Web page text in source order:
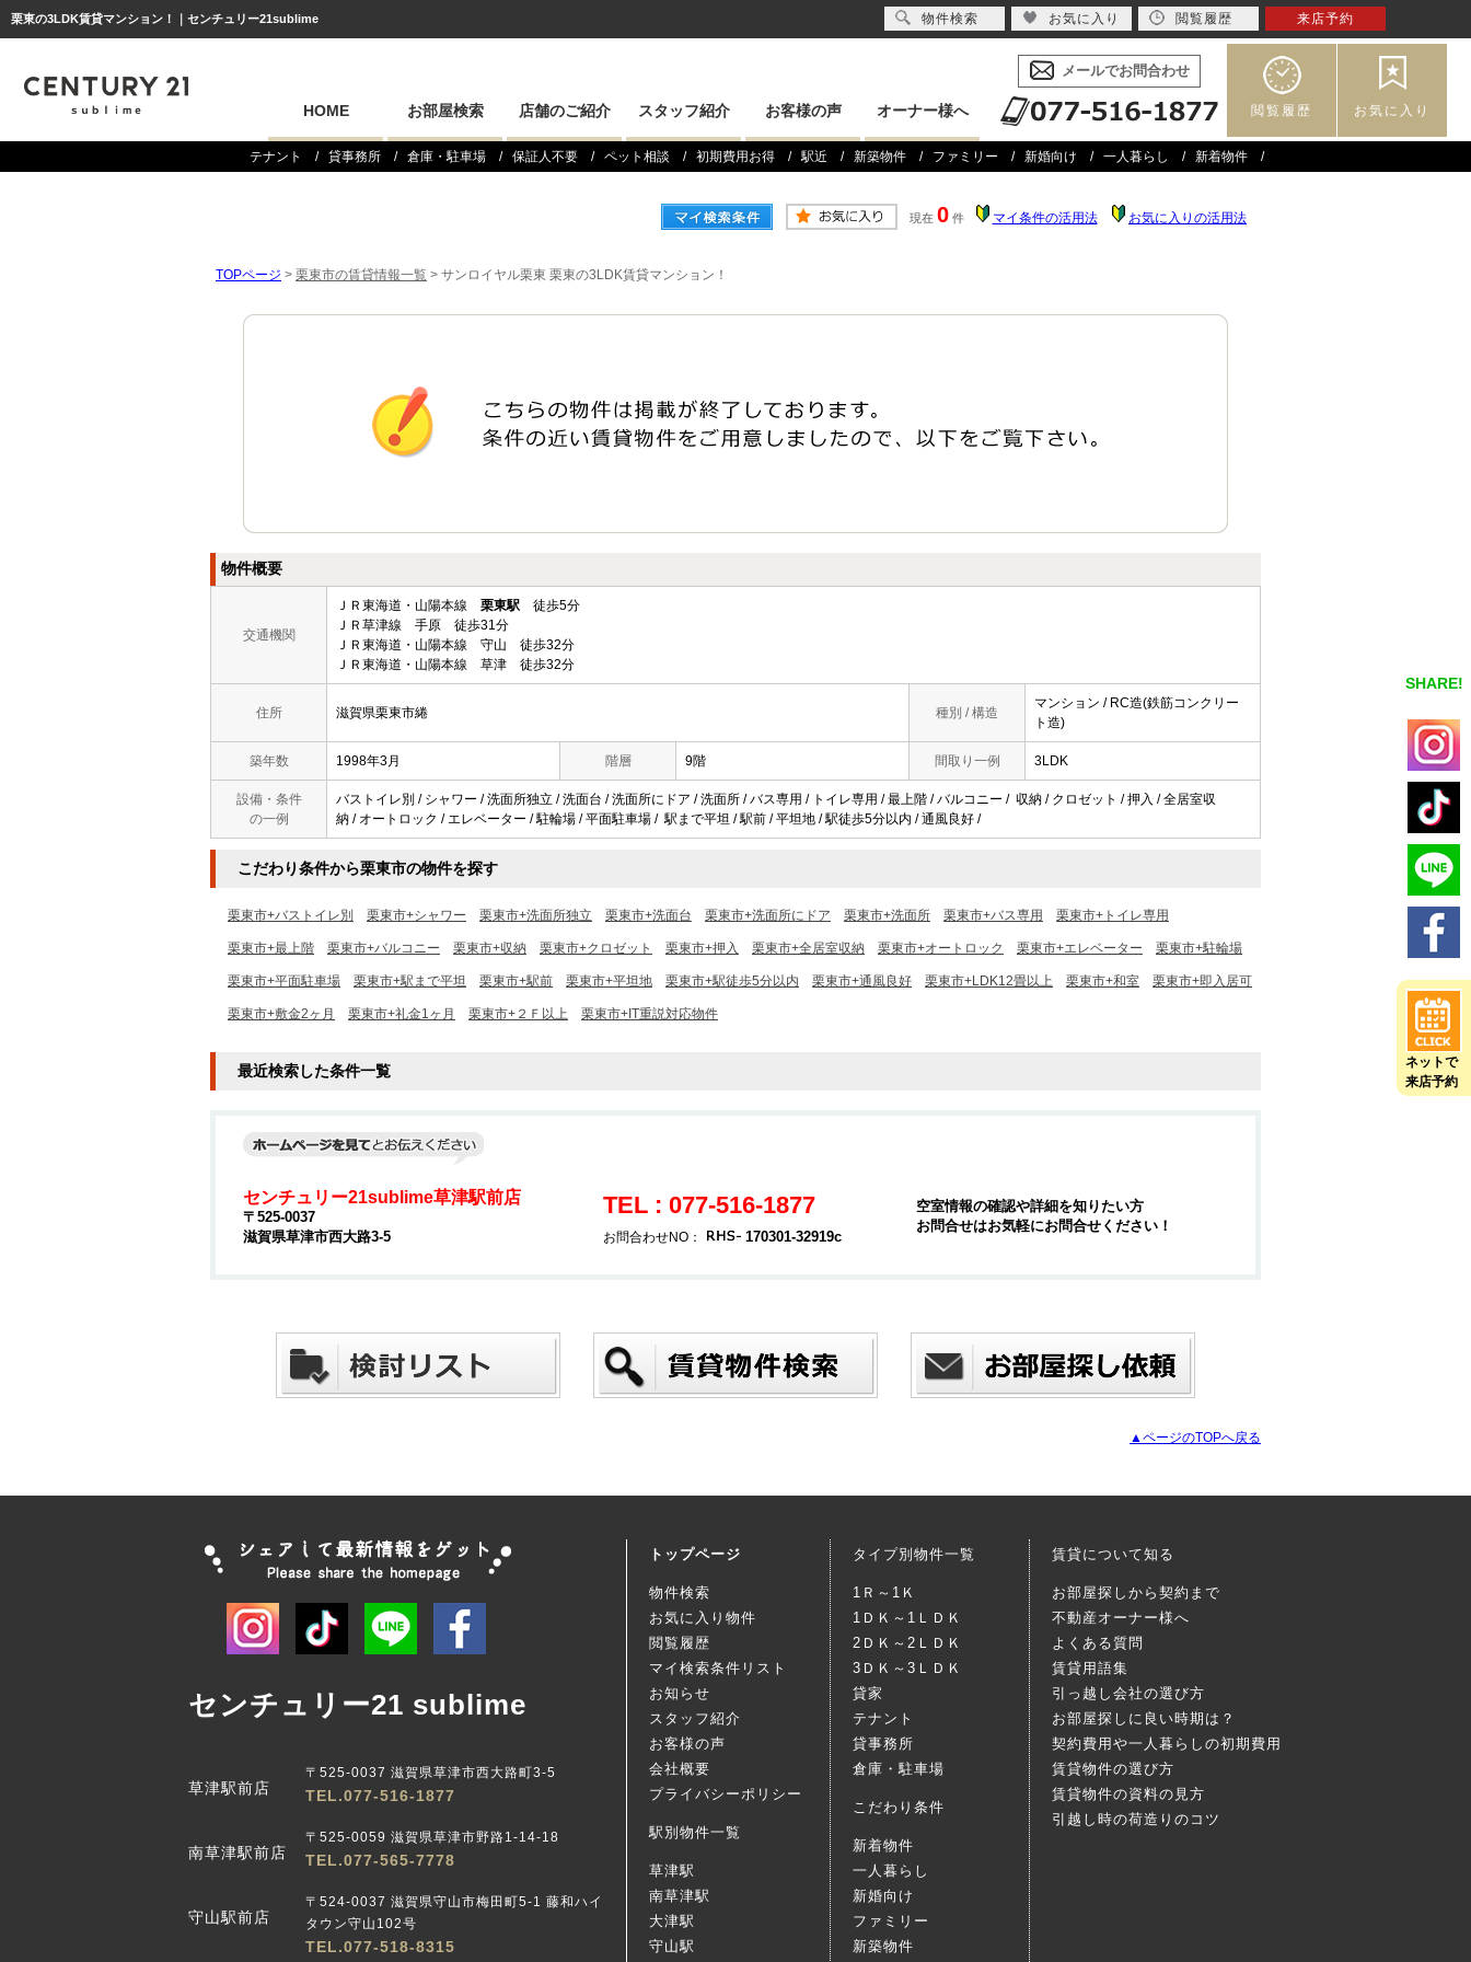
栗東の3LDK賃貸マンション！｜センチュリー21sublime
HOME お部屋検索 店舗のご紹介 スタッフ紹介 お客様の声 オーナー様へ
メールでお問合わせ
閲覧履歴 お気に入り
テナント 貸事務所 倉庫・駐車場 保証人不要 ペット相談 初期費用お得 駅近 新築物件 ファミリー 新婚向け 一人暮らし 新着物件
SHARE!
ネットで
来店予約
現在 0 件 マイ条件の活用法 お気に入りの活用法
TOPページ > 栗東市の賃貸情報一覧 > サンロイヤル栗東 栗東の3LDK賃貸マンション！
物件概要
交通機関
ＪＲ東海道・山陽本線 栗東駅 徒歩5分
ＪＲ草津線 手原 徒歩31分
ＪＲ東海道・山陽本線 守山 徒歩32分
ＪＲ東海道・山陽本線 草津 徒歩32分
住所 滋賀県栗東市綣 種別 / 構造
マンション / RC造(鉄筋コンクリー
ト造)
築年数 1998年3月 階層 9階 間取り一例 3LDK
設備・条件
の一例
バストイレ別 / シャワー / 洗面所独立 / 洗面台 / 洗面所にドア / 洗面所 / バス専用 / トイレ専用 / 最上階 / バルコニー / 収納 / クロゼット / 押入 / 全居室収
納 / オートロック / エレベーター / 駐輪場 / 平面駐車場 / 駅まで平坦 / 駅前 / 平坦地 / 駅徒歩5分以内 / 通風良好 /
こだわり条件から栗東市の物件を探す
栗東市+バストイレ別 栗東市+シャワー 栗東市+洗面所独立 栗東市+洗面台 栗東市+洗面所にドア 栗東市+洗面所 栗東市+バス専用 栗東市+トイレ専用
栗東市+最上階 栗東市+バルコニー 栗東市+収納 栗東市+クロゼット 栗東市+押入 栗東市+全居室収納 栗東市+オートロック 栗東市+エレベーター 栗東市+駐輪場
栗東市+平面駐車場 栗東市+駅まで平坦 栗東市+駅前 栗東市+平坦地 栗東市+駅徒歩5分以内 栗東市+通風良好 栗東市+LDK12畳以上 栗東市+和室 栗東市+即入居可
栗東市+敷金2ヶ月 栗東市+礼金1ヶ月 栗東市+２Ｆ以上 栗東市+IT重説対応物件
最近検索した条件一覧
センチュリー21sublime草津駅前店
〒525-0037
滋賀県草津市西大路3-5
TEL : 077-516-1877
お問合わせNO： 170301-32919c
空室情報の確認や詳細を知りたい方
お問合せはお気軽にお問合せください！
▲ページのTOPへ戻る
センチュリー21 sublime
草津駅前店
〒525-0037 滋賀県草津市西大路町3-5
TEL.077-516-1877
南草津駅前店
〒525-0059 滋賀県草津市野路1-14-18
TEL.077-565-7778
守山駅前店
〒524-0037 滋賀県守山市梅田町5-1 藤和ハイ
タウン守山102号
TEL.077-518-8315
トップページ
物件検索
お気に入り物件
閲覧履歴
マイ検索条件リスト
お知らせ
スタッフ紹介
お客様の声
会社概要
プライバシーポリシー
駅別物件一覧
草津駅
南草津駅
大津駅
守山駅
タイプ別物件一覧
1Ｒ～1Ｋ
1ＤＫ～1ＬＤＫ
2ＤＫ～2ＬＤＫ
3ＤＫ～3ＬＤＫ
貸家
テナント
貸事務所
倉庫・駐車場
こだわり条件
新着物件
一人暮らし
新婚向け
ファミリー
新築物件
賃貸について知る
お部屋探しから契約まで
不動産オーナー様へ
よくある質問
賃貸用語集
引っ越し会社の選び方
お部屋探しに良い時期は？
契約費用や一人暮らしの初期費用
賃貸物件の選び方
賃貸物件の資料の見方
引越し時の荷造りのコツ
物件検索 お気に入り 閲覧履歴 来店予約